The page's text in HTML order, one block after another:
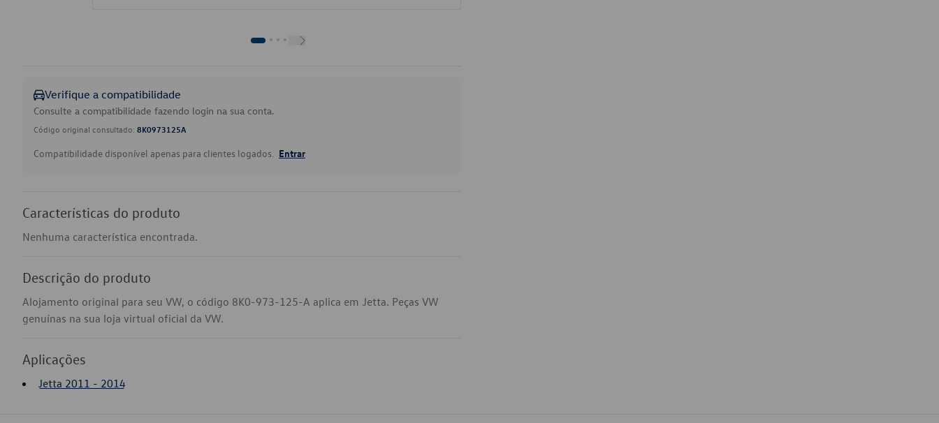
Verifique a compatibilidade
Consulte a compatibilidade fazendo login na sua conta.
Código original consultado: 8K0973125A
Compatibilidade disponível apenas para clientes logados. Entrar
Características do produto
Nenhuma característica encontrada.
Descrição do produto
Alojamento original para seu VW, o código 8K0-973-125-A aplica em Jetta. Peças VW
genuínas na sua loja virtual oficial da VW.
Aplicações
Jetta 2011 - 2014